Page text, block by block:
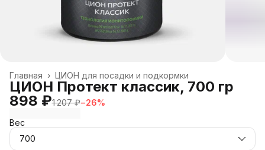
ЦИОН для посадки и подкормки
Главная ›
ЦИОН Протект классик, 700 гр
898 ₽1 207 ₽−26%
Вес
700